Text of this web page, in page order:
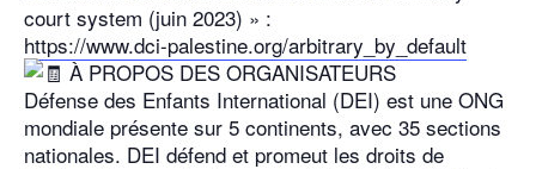
court system (juin 2023) » :
https://www.dci-palestine.org/arbitrary_by_default
À PROPOS DES ORGANISATEURS
Défense des Enfants International (DEI) est une ONG
mondiale présente sur 5 continents, avec 35 sections
nationales. DEI défend et promeut les droits de